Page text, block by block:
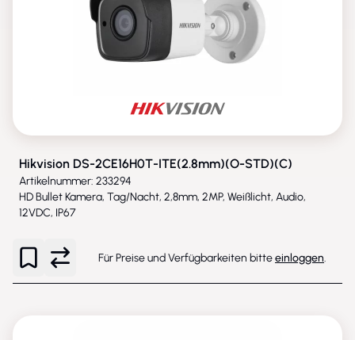
Hikvision DS-2CE16H0T-ITE(2.8mm)(O-STD)(C)
Artikelnummer: 233294
HD Bullet Kamera, Tag/Nacht, 2,8mm, 2MP, Weißlicht, Audio,
12VDC, IP67
Für Preise und Verfügbarkeiten bitteeinloggen.